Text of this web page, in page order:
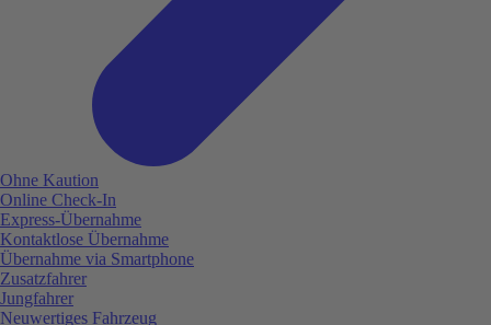
Ohne Kaution
Online Check-In
Express-Übernahme
Kontaktlose Übernahme
Übernahme via Smartphone
Zusatzfahrer
Jungfahrer
Neuwertiges Fahrzeug